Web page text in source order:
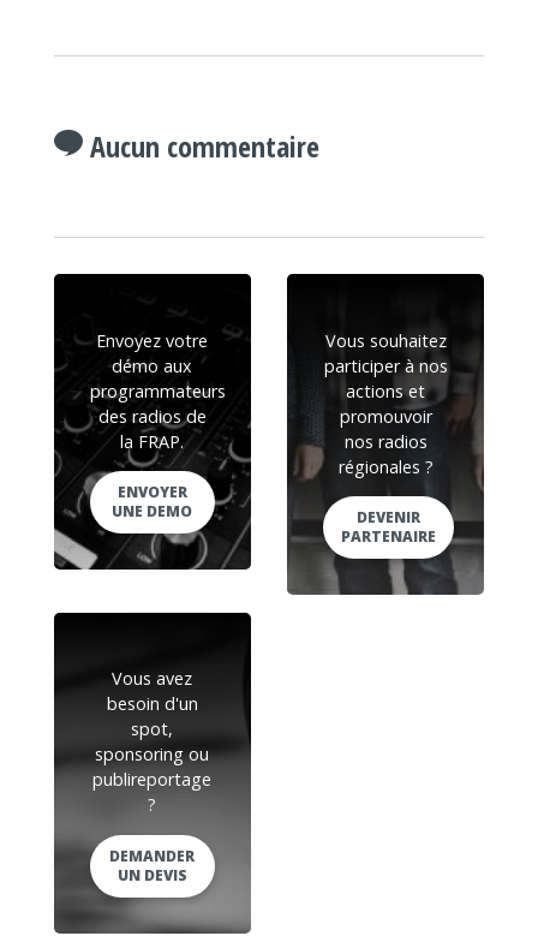
Aucun commentaire
Envoyez votre
démo aux
programmateurs
des radios de
la FRAP.
ENVOYER
UNE DEMO
Vous souhaitez
participer à nos
actions et
promouvoir
nos radios
régionales ?
DEVENIR
PARTENAIRE
Vous avez
besoin d'un
spot,
sponsoring ou
publireportage
?
DEMANDER
UN DEVIS